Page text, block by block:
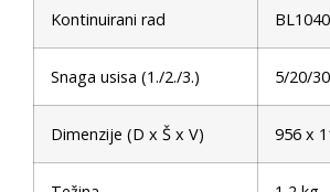
Kontinuirani rad
Snaga usisa (1./2./3.) 5/20/
Dimenzije (D x Š x V) 956 x